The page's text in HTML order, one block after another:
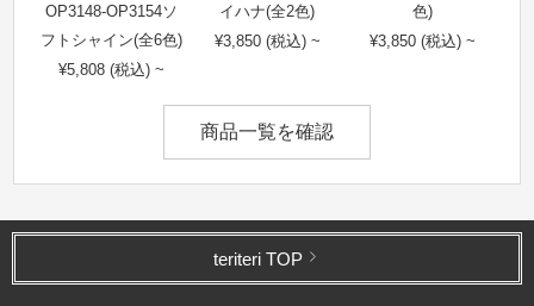
OP3148-OP3154ソ
フトシャイン(全6色)
¥5,808 (税込) ~
イハナ(全2色)
¥3,850 (税込) ~
色)
¥3,850 (税込) ~
商品一覧を確認
teriteri TOP